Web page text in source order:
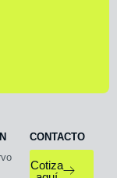
CONTACTO
Cotiza